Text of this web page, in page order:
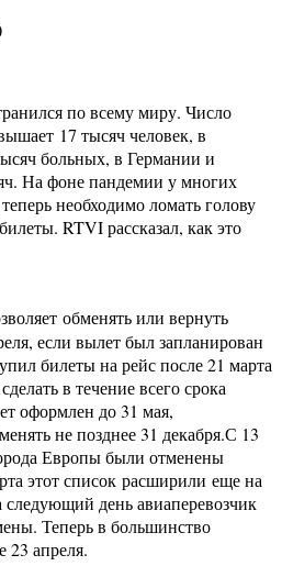
по всему миру. Число
17 тысяч человек, в
больных, в Германии и
На фоне пандемии у многих
необходимо ломать голову
RTVI рассказал, как это
обменять или вернуть
если вылет был запланирован
билеты на рейс после 21 марта
в течение всего срока
оформлен до 31 мая,
не позднее 31 декабря.С 13
Европы были отменены
этот список расширили еще на
день авиаперевозчик
Теперь в большинство
23 апреля.